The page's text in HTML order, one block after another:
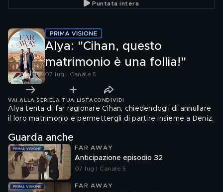
Puntata intera
Alya: "Cihan, questo
matrimonio è una follia!"
07 lug | Canale 5
VAI ALLA SERIE LA TUA LISTA CONDIVIDI
Alya tenta di far ragionare Cihan, chiedendogli di annullare
il loro matrimonio e permettergli di partire insieme a Deniz.
Guarda anche
FAR AWAY
Anticipazione episodio 32
07 lug | Canale 5
FAR AWAY